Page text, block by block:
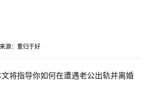
源： 重归于好
将指导你如何在遭遇老公出轨并离婚